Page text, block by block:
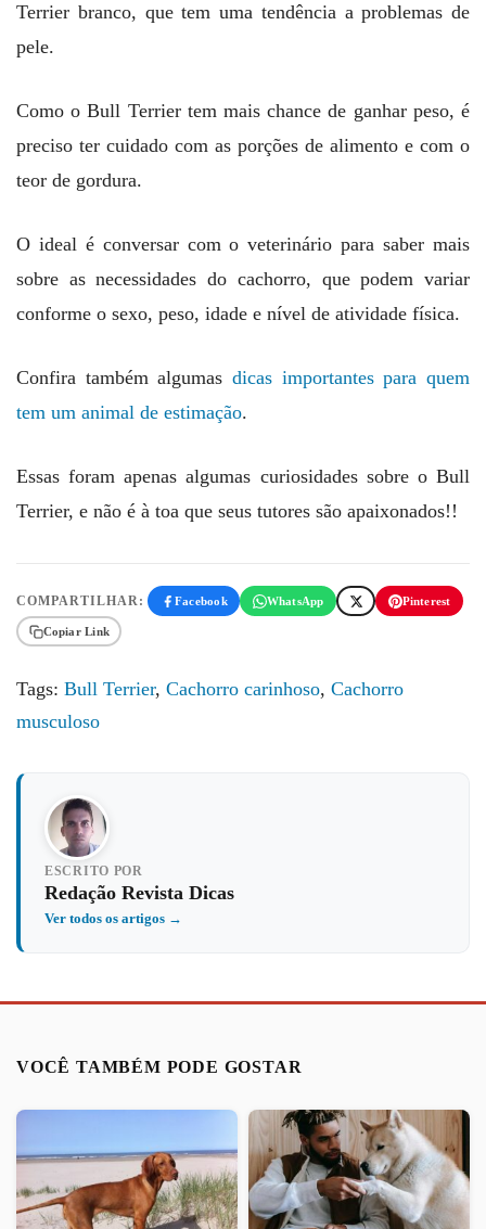
Terrier branco, que tem uma tendência a problemas de
pele.
Como o Bull Terrier tem mais chance de ganhar peso, é
preciso ter cuidado com as porções de alimento e com o
teor de gordura.
O ideal é conversar com o veterinário para saber mais
sobre as necessidades do cachorro, que podem variar
conforme o sexo, peso, idade e nível de atividade física.
Confira também algumas dicas importantes para quem
tem um animal de estimação.
Essas foram apenas algumas curiosidades sobre o Bull
Terrier, e não é à toa que seus tutores são apaixonados!!
COMPARTILHAR: Facebook WhatsApp Pinterest
Copiar Link
Tags: Bull Terrier, Cachorro carinhoso, Cachorro
musculoso
ESCRITO POR
Redação Revista Dicas
Ver todos os artigos →
VOCÊ TAMBÉM PODE GOSTAR